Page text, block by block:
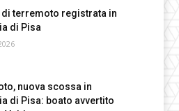
terremoto registrata in
di Pisa
nuova scossa in
di Pisa: boato avvertito